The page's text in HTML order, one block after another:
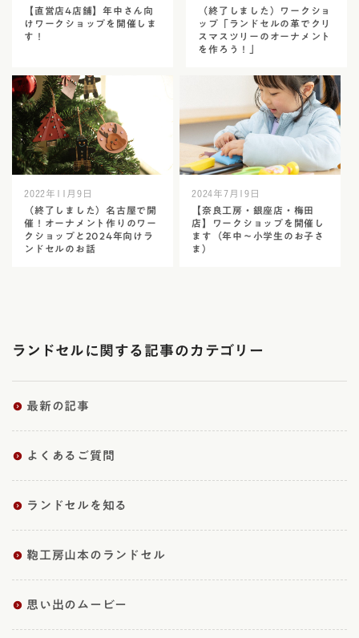
【直営店4店舗】年中さん向
けワークショップを開催しま
す！
（終了しました）ワークショ
ップ「ランドセルの革でクリ
スマスツリーのオーナメント
を作ろう！」
2022年11月9日
（終了しました）名古屋で開
催！オーナメント作りのワー
クショップと2024年向けラ
ンドセルのお話
2024年7月19日
【奈良工房・銀座店・梅田
店】ワークショップを開催し
ます（年中～小学生のお子さ
ま）
ランドセルに関する記事のカテゴリー
最新の記事
よくあるご質問
ランドセルを知る
鞄工房山本のランドセル
思い出のムービー